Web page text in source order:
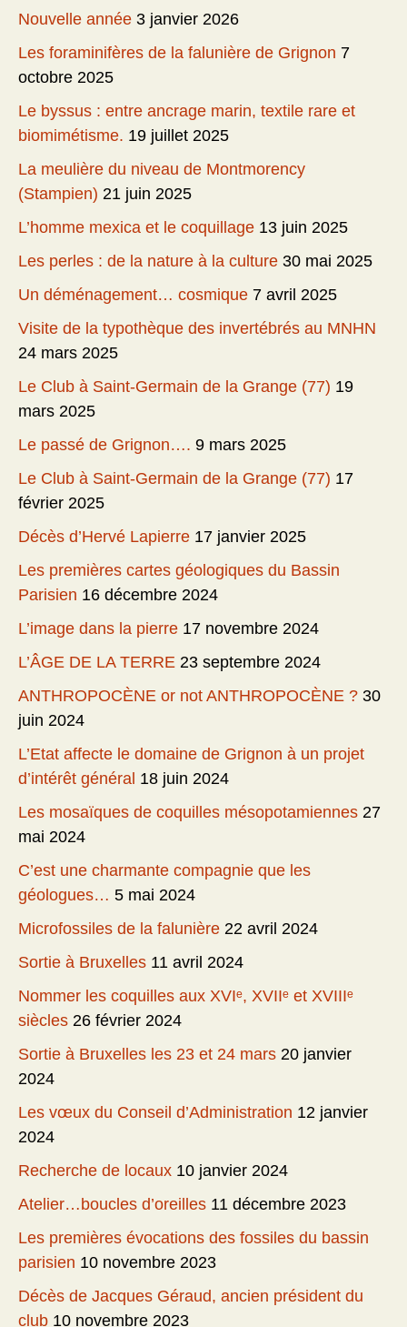
Nouvelle année 3 janvier 2026
Les foraminifères de la falunière de Grignon 7
octobre 2025
Le byssus : entre ancrage marin, textile rare et
biomimétisme. 19 juillet 2025
La meulière du niveau de Montmorency
(Stampien) 21 juin 2025
L’homme mexica et le coquillage 13 juin 2025
Les perles : de la nature à la culture 30 mai 2025
Un déménagement… cosmique 7 avril 2025
Visite de la typothèque des invertébrés au MNHN
24 mars 2025
Le Club à Saint-Germain de la Grange (77) 19
mars 2025
Le passé de Grignon…. 9 mars 2025
Le Club à Saint-Germain de la Grange (77) 17
février 2025
Décès d’Hervé Lapierre 17 janvier 2025
Les premières cartes géologiques du Bassin
Parisien 16 décembre 2024
L’image dans la pierre 17 novembre 2024
L’ÂGE DE LA TERRE 23 septembre 2024
ANTHROPOCÈNE or not ANTHROPOCÈNE ? 30
juin 2024
L’Etat affecte le domaine de Grignon à un projet
d’intérêt général 18 juin 2024
Les mosaïques de coquilles mésopotamiennes 27
mai 2024
C’est une charmante compagnie que les
géologues… 5 mai 2024
Microfossiles de la falunière 22 avril 2024
Sortie à Bruxelles 11 avril 2024
Nommer les coquilles aux XVIᵉ, XVIIᵉ et XVIIIᵉ
siècles 26 février 2024
Sortie à Bruxelles les 23 et 24 mars 20 janvier
2024
Les vœux du Conseil d’Administration 12 janvier
2024
Recherche de locaux 10 janvier 2024
Atelier…boucles d’oreilles 11 décembre 2023
Les premières évocations des fossiles du bassin
parisien 10 novembre 2023
Décès de Jacques Géraud, ancien président du
club 10 novembre 2023